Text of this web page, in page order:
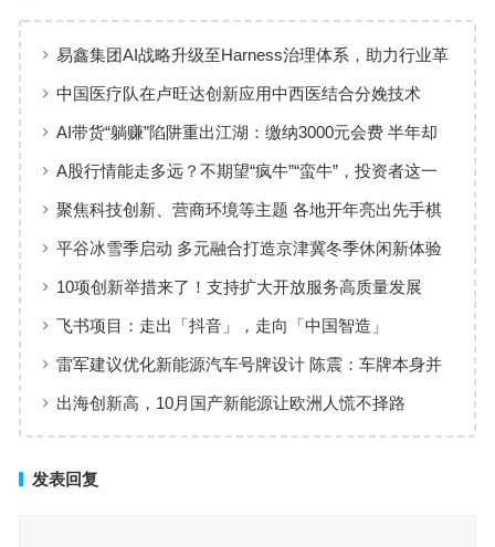
易鑫集团AI战略升级至Harness治理体系，助力行业革
新
中国医疗队在卢旺达创新应用中西医结合分娩技术
AI带货“躺赚”陷阱重出江湖：缴纳3000元会费 半年却
仅卖出13元
A股行情能走多远？不期望“疯牛”“蛮牛”，投资者这一
操作最致命
聚焦科技创新、营商环境等主题 各地开年亮出先手棋
平谷冰雪季启动 多元融合打造京津冀冬季休闲新体验
10项创新举措来了！支持扩大开放服务高质量发展
飞书项目：走出「抖音」，走向「中国智造」
雷军建议优化新能源汽车号牌设计 陈震：车牌本身并
不丑 只是面积太大了
出海创新高，10月国产新能源让欧洲人慌不择路
发表回复